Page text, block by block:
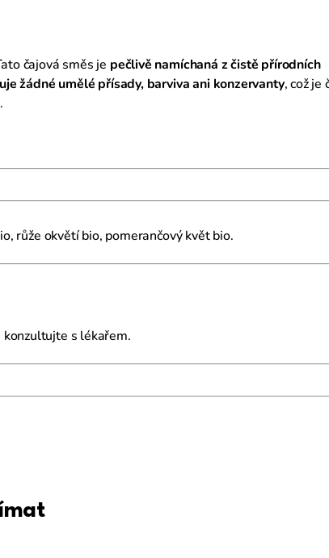
čajová směs je pečlivě namíchaná z čistě přírodních
žádné umělé přísady, barviva ani konzervanty, což je
růže okvětí bio, pomerančový květ bio.
konzultujte s lékařem.